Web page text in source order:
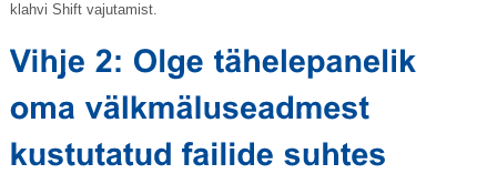
klahvi Shift vajutamist.